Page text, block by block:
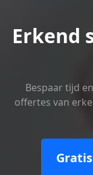
Erkend
Bespaar tijd
offertes van